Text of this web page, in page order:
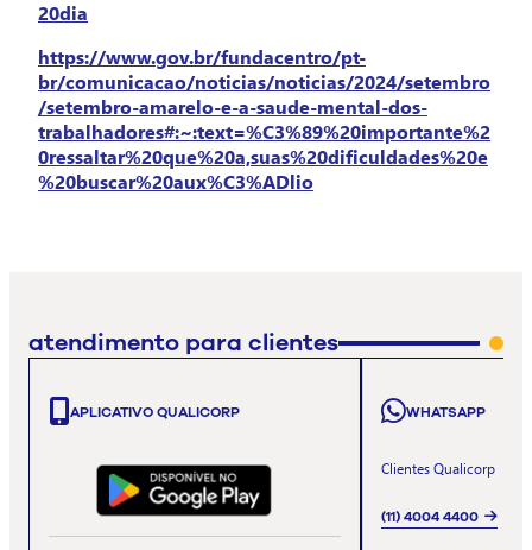
20dia
https://www.gov.br/fundacentro/pt-
br/comunicacao/noticias/noticias/2024/setembro
/setembro-amarelo-e-a-saude-mental-dos-
trabalhadores#:~:text=%C3%89%20importante%2
0ressaltar%20que%20a,suas%20dificuldades%20e
%20buscar%20aux%C3%ADlio
atendimento para clientes
APLICATIVO QUALICORP WHATSAPP
Clientes Qualicorp
(11) 4004 4400